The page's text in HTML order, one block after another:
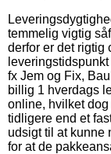
temmelig vigtig
derfor er det rigtig
fx Jem og Fix,
billig 1 hverdags
online, hvilket
tidligere end et
udsigt til at kunne
for at de